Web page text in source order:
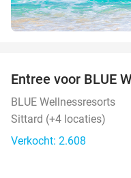
Entree voor BLUE
BLUE Wellnessresorts
Sittard (+4 locaties)
Verkocht: 2.608